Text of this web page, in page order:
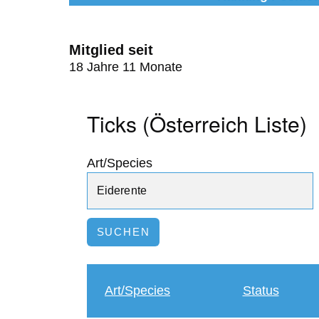
Mitglied seit
18 Jahre 11 Monate
Ticks (Österreich Liste)
Art/Species
Art/Species Status